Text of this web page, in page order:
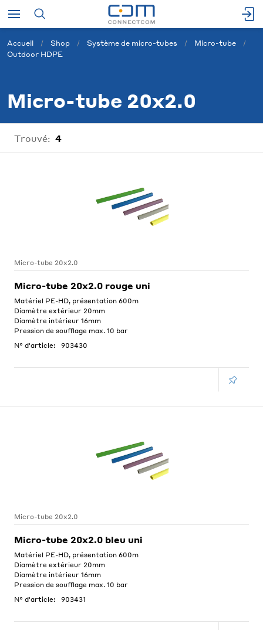
Accueil Shop Système de micro-tubes
Micro-tube
Outdoor HDPE
Micro-tube 20x2.0
Trouvé: 4
Micro-tube 20x2.0
Micro-tube 20x2.0 rouge uni
Matériel PE-HD, présentation 600m
Diamètre extérieur 20mm
Diamètre intérieur 16mm
Pression de soufflage max. 10 bar
N° d'article:
903430
Micro-tube 20x2.0
Micro-tube 20x2.0 bleu uni
Matériel PE-HD, présentation 600m
Diamètre extérieur 20mm
Diamètre intérieur 16mm
Pression de soufflage max. 10 bar
N° d'article:
903431